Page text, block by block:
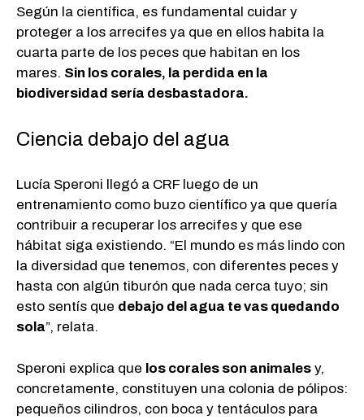
Según la científica, es fundamental cuidar y
proteger a los arrecifes ya que en ellos habita la
cuarta parte de los peces que habitan en los
mares. Sin los corales, la perdida en la
biodiversidad sería desbastadora.
Ciencia debajo del agua
Lucía Speroni llegó a CRF luego de un
entrenamiento como buzo científico ya que quería
contribuir a recuperar los arrecifes y que ese
hábitat siga existiendo. “El mundo es más lindo con
la diversidad que tenemos, con diferentes peces y
hasta con algún tiburón que nada cerca tuyo; sin
esto sentís que debajo del agua te vas quedando
sola”, relata.
Speroni explica que los corales son animales y,
concretamente, constituyen una colonia de pólipos:
pequeños cilindros, con boca y tentáculos para